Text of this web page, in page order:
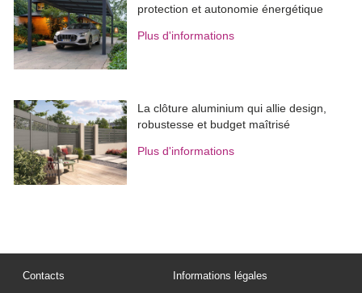
protection et autonomie énergétique
Plus d'informations
La clôture aluminium qui allie design,
robustesse et budget maîtrisé
Plus d'informations
Contacts Informations légales